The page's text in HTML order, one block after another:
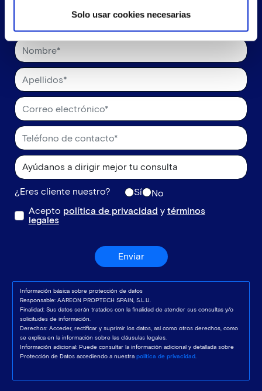
Solo usar cookies necesarias
¿Eres cliente nuestro? Sí
No
Acepto política de privacidad y términos
legales
Enviar
Información básica sobre protección de datos
Responsable: AAREON PROPTECH SPAIN, S.L.U.
Finalidad: Sus datos serán tratados con la finalidad de atender sus consultas y/o
solicitudes de información.
Derechos: Acceder, rectificar y suprimir los datos, así como otros derechos, como
se explica en la información sobre las cláusulas legales.
Información adicional: Puede consultar la información adicional y detallada sobre
Protección de Datos accediendo a nuestra política de privacidad.